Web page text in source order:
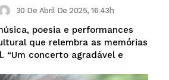
30 De Abril De 2025, 16:43h
poesia e performances
que relembra as memórias